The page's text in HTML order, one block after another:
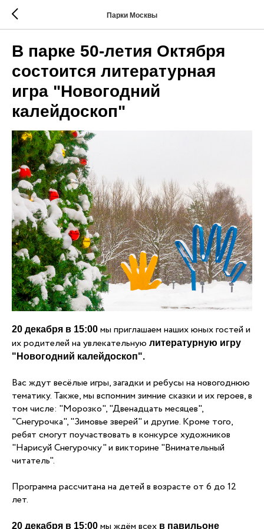
Парки Москвы
В парке 50-летия Октября
состоится литературная
игра "Новогодний
калейдоскоп"
20 декабря в 15:00 мы приглашаем наших юных гостей и
их родителей на увлекательную литературную игру
"Новогодний калейдоскоп".
Вас ждут весёлые игры, загадки и ребусы на новогоднюю
тематику. Также, мы вспомним зимние сказки и их героев, в
том числе: "Морозко", "Двенадцать месяцев",
"Снегурочка", "Зимовье зверей" и другие. Кроме того,
ребят смогут поучаствовать в конкурсе художников
"Нарисуй Снегурочку" и викторине "Внимательный
читатель".
Программа рассчитана на детей в возрасте от 6 до 12
лет.
20 декабря в 15:00 в павильоне